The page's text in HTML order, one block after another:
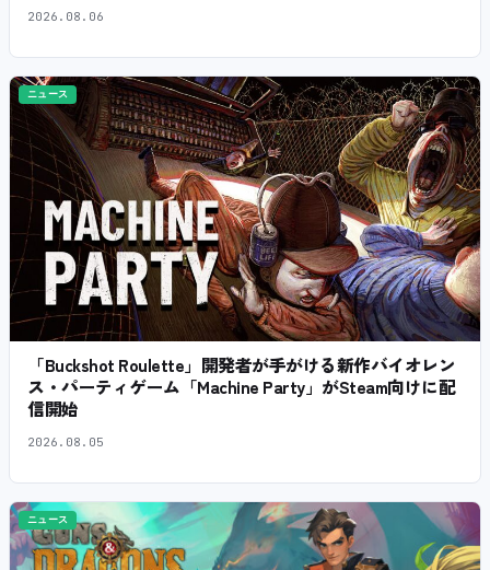
2026.08.06
ニュース
「Buckshot Roulette」開発者が手がける新作バイオレン
ス・パーティゲーム「Machine Party」がSteam向けに配
信開始
2026.08.05
ニュース